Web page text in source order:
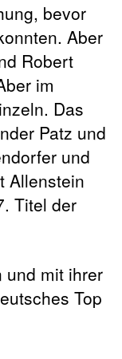
bevor
Aber
Robert
im
Das
Patz und
und
Allenstein
Titel der
und mit ihrer
Top